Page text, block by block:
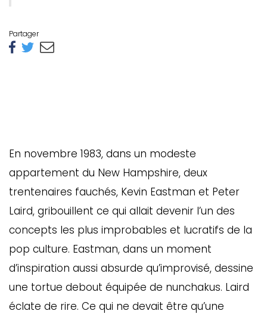
Partager
En novembre 1983, dans un modeste
appartement du New Hampshire, deux
trentenaires fauchés, Kevin Eastman et Peter
Laird, gribouillent ce qui allait devenir l’un des
concepts les plus improbables et lucratifs de la
pop culture. Eastman, dans un moment
d’inspiration aussi absurde qu’improvisé, dessine
une tortue debout équipée de nunchakus. Laird
éclate de rire. Ce qui ne devait être qu’une